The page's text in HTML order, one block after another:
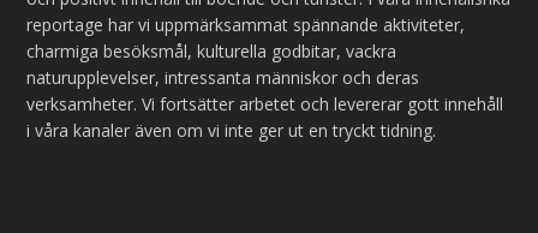
reportage har vi uppmärksammat spännande aktiviteter,
charmiga besöksmål, kulturella godbitar, vackra
naturupplevelser, intressanta människor och deras
verksamheter. Vi fortsätter arbetet och levererar gott innehåll
i våra kanaler även om vi inte ger ut en tryckt tidning.